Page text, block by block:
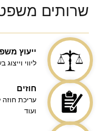
שרותים
ייעוץ
ליווי
חוזים
עריכת
ועוד